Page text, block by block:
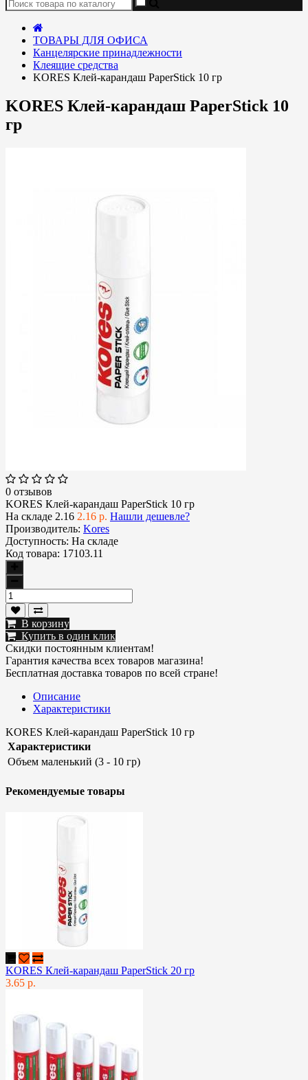
ТОВАРЫ ДЛЯ ОФИСА
Канцелярские принадлежности
Клеящие средства
KORES Клей-карандаш PaperStick 10 гр
KORES Клей-карандаш PaperStick 10
гр
0 отзывов
KORES Клей-карандаш PaperStick 10 гр
На складе 2.16 2.16 р. Нашли дешевле?
Производитель: Kores
Доступность: На складе
Код товара: 17103.11
В корзину
Купить в один клик
Скидки постоянным клиентам!
Гарантия качества всех товаров магазина!
Бесплатная доставка товаров по всей стране!
Описание
Характеристики
KORES Клей-карандаш PaperStick 10 гр
Характеристики
Объем маленький (3 - 10 гр)
Рекомендуемые товары
KORES Клей-карандаш PaperStick 20 гр
3.65 р.